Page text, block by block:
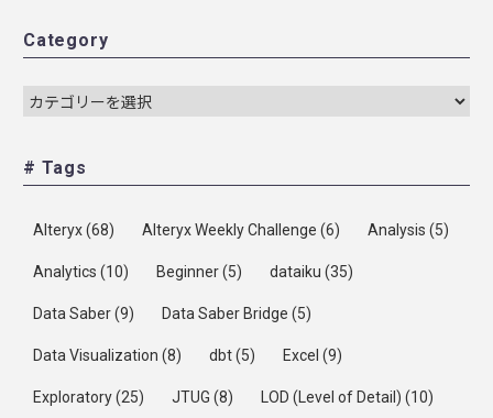
Category
# Tags
Alteryx(68) Alteryx Weekly Challenge (6) Analysis (5)
Analytics (10) Beginner(5) dataiku (35)
Data Saber(9) Data Saber Bridge (5)
Data Visualization (8) dbt(5) Excel (9)
Exploratory(25) JTUG (8) LOD (Level of Detail) (10)